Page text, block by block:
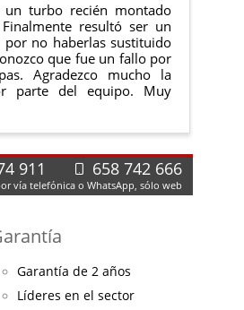
turbo recién montado
resultó ser un
no haberlas sustituido
que fue un fallo por
Agradezco mucho la
parte del equipo. Muy
911 658 742 666
vía telefónica o WhatsApp, sólo web
Garantía de 2 años
Líderes en el sector